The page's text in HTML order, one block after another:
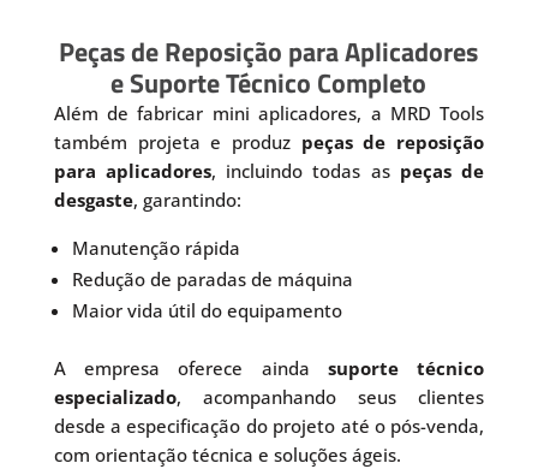
Peças de Reposição para Aplicadores
e Suporte Técnico Completo
Além de fabricar mini aplicadores, a MRD Tools
também projeta e produz peças de reposição
para aplicadores, incluindo todas as peças de
desgaste, garantindo:
Manutenção rápida
Redução de paradas de máquina
Maior vida útil do equipamento
A empresa oferece ainda suporte técnico
especializado, acompanhando seus clientes
desde a especificação do projeto até o pós-venda,
com orientação técnica e soluções ágeis.